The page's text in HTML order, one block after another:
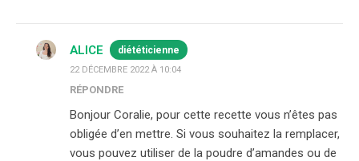
ALICE diététicienne
22 DÉCEMBRE 2022 À 10:04
RÉPONDRE
Bonjour Coralie, pour cette recette vous n’êtes pas
obligée d’en mettre. Si vous souhaitez la remplacer,
vous pouvez utiliser de la poudre d’amandes ou de